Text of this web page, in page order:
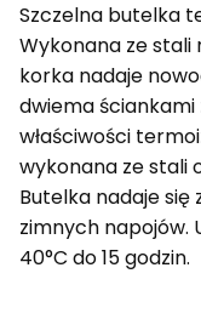
Szczelna butelka
Wykonana ze stali
korka nadaje
dwiema
właściwości
wykonana ze stali
Butelka nadaje
zimnych
40°C do 15 godzin.